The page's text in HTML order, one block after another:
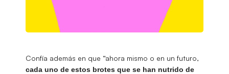
Confía además en que “ahora mismo o en un futuro,
cada uno de estos brotes que se han nutrido de